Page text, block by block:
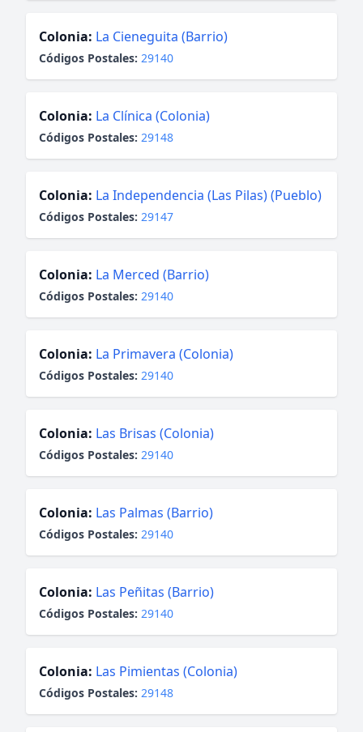
Colonia: La Cieneguita (Barrio)
Códigos Postales: 29140
Colonia: La Clínica (Colonia)
Códigos Postales: 29148
Colonia: La Independencia (Las Pilas) (Pueblo)
Códigos Postales: 29147
Colonia: La Merced (Barrio)
Códigos Postales: 29140
Colonia: La Primavera (Colonia)
Códigos Postales: 29140
Colonia: Las Brisas (Colonia)
Códigos Postales: 29140
Colonia: Las Palmas (Barrio)
Códigos Postales: 29140
Colonia: Las Peñitas (Barrio)
Códigos Postales: 29140
Colonia: Las Pimientas (Colonia)
Códigos Postales: 29148